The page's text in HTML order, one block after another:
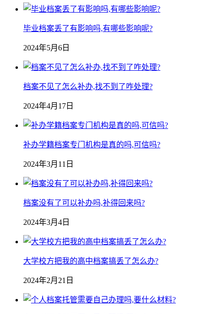
毕业档案丢了有影响吗,有哪些影响呢?
2024年5月6日
档案不见了怎么补办,找不到了咋处理?
2024年4月17日
补办学籍档案专门机构是真的吗,可信吗?
2024年3月11日
档案没有了可以补办吗,补得回来吗?
2024年3月4日
大学校方把我的高中档案搞丢了怎么办?
2024年2月21日